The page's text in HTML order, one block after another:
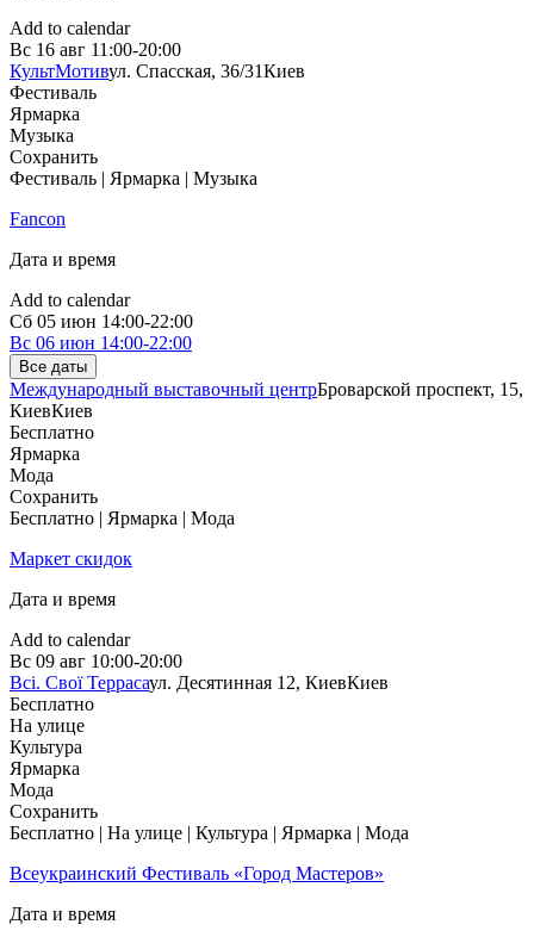
Add to calendar
Вс 16 авг 11:00-20:00
КультМотивул. Спасская, 36/31Киев
Фестиваль
Ярмарка
Музыка
Сохранить
Фестиваль | Ярмарка | Музыка
Fancon
Дата и время
Add to calendar
Сб 05 июн 14:00-22:00
Вс 06 июн 14:00-22:00
Все даты
Международный выставочный центрБроварской проспект, 15,
КиевКиев
Бесплатно
Ярмарка
Мода
Сохранить
Бесплатно | Ярмарка | Мода
Маркет скидок
Дата и время
Add to calendar
Вс 09 авг 10:00-20:00
Всі. Свої Террасаул. Десятинная 12, КиевКиев
Бесплатно
На улице
Культура
Ярмарка
Мода
Сохранить
Бесплатно | На улице | Культура | Ярмарка | Мода
Всеукраинский Фестиваль «Город Мастеров»
Дата и время